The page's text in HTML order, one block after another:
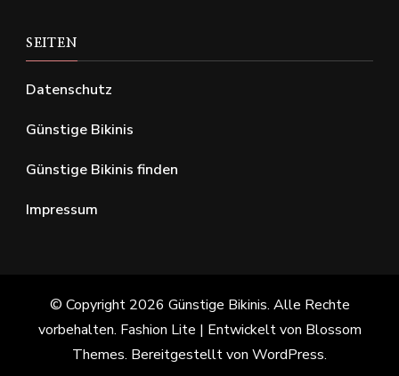
SEITEN
Datenschutz
Günstige Bikinis
Günstige Bikinis finden
Impressum
© Copyright 2026 Günstige Bikinis. Alle Rechte
vorbehalten. Fashion Lite | Entwickelt von Blossom
Themes. Bereitgestellt von WordPress.